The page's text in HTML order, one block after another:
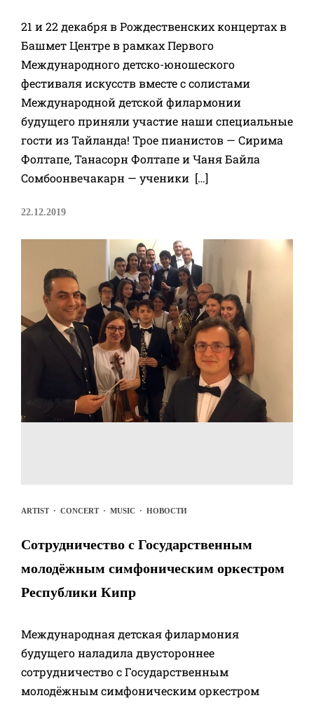
21 и 22 декабря в Рождественских концертах в
Башмет Центре в рамках Первого
Международного детско-юношеского
фестиваля искусств вместе с солистами
Международной детской филармонии
будущего приняли участие наши специальные
гости из Тайланда! Трое пианистов — Сирима
Фолтапе, Танасорн Фолтапе и Чаня Байла
Сомбоонвечакарн — ученики […]
22.12.2019
ARTIST· CONCERT· MUSIC · НОВОСТИ
Сотрудничество с Государственным
молодёжным симфоническим оркестром
Республики Кипр
Международная детская филармония
будущего наладила двустороннее
сотрудничество с Государственным
молодёжным симфоническим оркестром